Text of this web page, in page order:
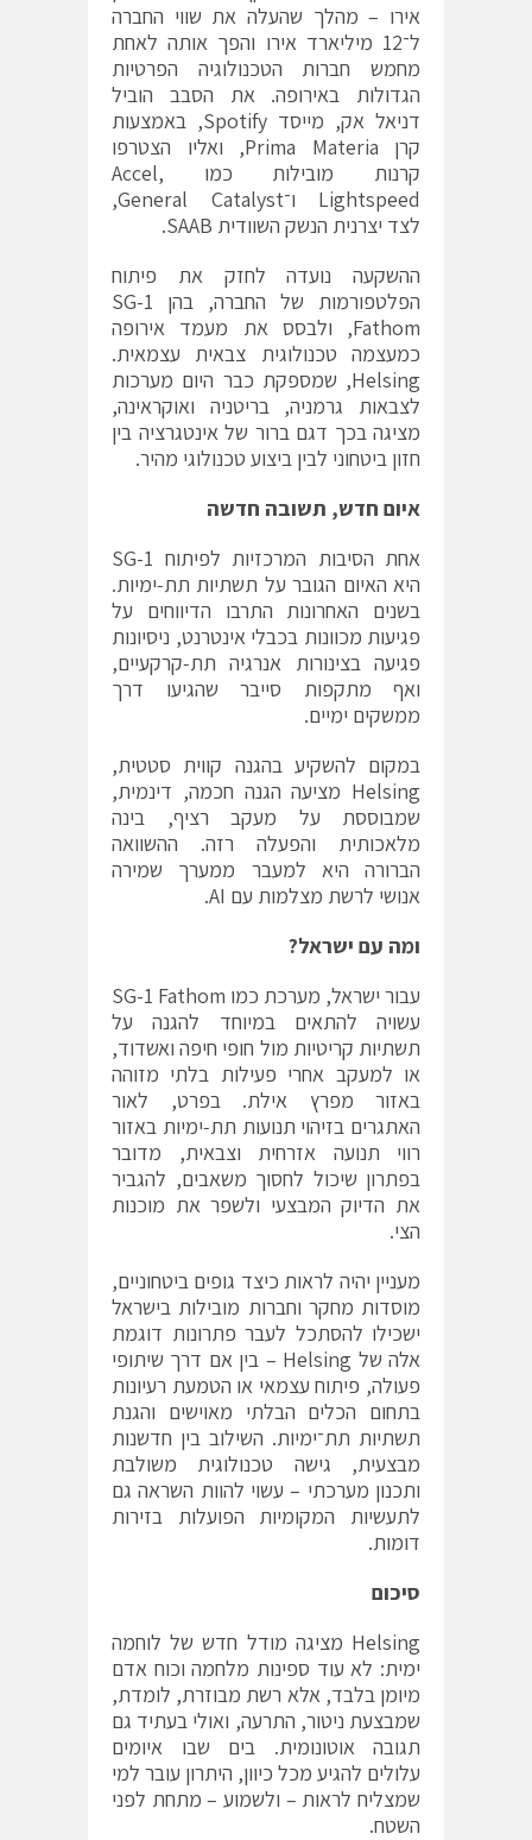
אירו – מהלך שהעלה את שווי החברה
ל־12 מיליארד אירו והפך אותה לאחת
מחמש חברות הטכנולוגיה הפרטיות
הגדולות באירופה. את הסבב הוביל
דניאל אק, מייסד Spotify, באמצעות
קרן Prima Materia, ואליו הצטרפו
קרנות מובילות כמו Accel,
Lightspeed ו־General Catalyst,
לצד יצרנית הנשק השוודית SAAB.
ההשקעה נועדה לחזק את פיתוח
הפלטפורמות של החברה, בהן SG-1
Fathom, ולבסס את מעמד אירופה
כמעצמה טכנולוגית צבאית עצמאית.
Helsing, שמספקת כבר היום מערכות
לצבאות גרמניה, בריטניה ואוקראינה,
מציגה בכך דגם ברור של אינטגרציה בין
חזון ביטחוני לבין ביצוע טכנולוגי מהיר.
איום חדש, תשובה חדשה
אחת הסיבות המרכזיות לפיתוח SG-1
היא האיום הגובר על תשתיות תת‐ימיות.
בשנים האחרונות התרבו הדיווחים על
פגיעות מכוונות בכבלי אינטרנט, ניסיונות
פגיעה בצינורות אנרגיה תת‐קרקעיים,
ואף מתקפות סייבר שהגיעו דרך
ממשקים ימיים.
במקום להשקיע בהגנה קווית סטטית,
Helsing מציעה הגנה חכמה, דינמית,
שמבוססת על מעקב רציף, בינה
מלאכותית והפעלה רזה. ההשוואה
הברורה היא למעבר ממערך שמירה
אנושי לרשת מצלמות עם AI.
ומה עם ישראל?
עבור ישראל, מערכת כמו SG-1 Fathom
עשויה להתאים במיוחד להגנה על
תשתיות קריטיות מול חופי חיפה ואשדוד,
או למעקב אחרי פעילות בלתי מזוהה
באזור מפרץ אילת. בפרט, לאור
האתגרים בזיהוי תנועות תת‐ימיות באזור
רווי תנועה אזרחית וצבאית, מדובר
בפתרון שיכול לחסוך משאבים, להגביר
את הדיוק המבצעי ולשפר את מוכנות
הצי.
מעניין יהיה לראות כיצד גופים ביטחוניים,
מוסדות מחקר וחברות מובילות בישראל
ישכילו להסתכל לעבר פתרונות דוגמת
אלה של Helsing – בין אם דרך שיתופי
פעולה, פיתוח עצמאי או הטמעת רעיונות
בתחום הכלים הבלתי מאוישים והגנת
תשתיות תת־ימיות. השילוב בין חדשנות
מבצעית, גישה טכנולוגית משולבת
ותכנון מערכתי – עשוי להוות השראה גם
לתעשיות המקומיות הפועלות בזירות
דומות.
סיכום
Helsing מציגה מודל חדש של לוחמה
ימית: לא עוד ספינות מלחמה וכוח אדם
מיומן בלבד, אלא רשת מבוזרת, לומדת,
שמבצעת ניטור, התרעה, ואולי בעתיד גם
תגובה אוטונומית. בים שבו איומים
עלולים להגיע מכל כיוון, היתרון עובר למי
שמצליח לראות – ולשמוע – מתחת לפני
השטח.